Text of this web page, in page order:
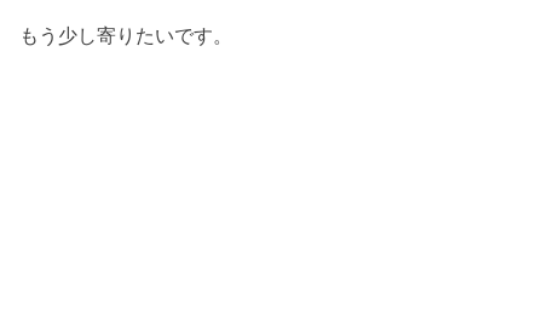
もう少し寄りたいです。